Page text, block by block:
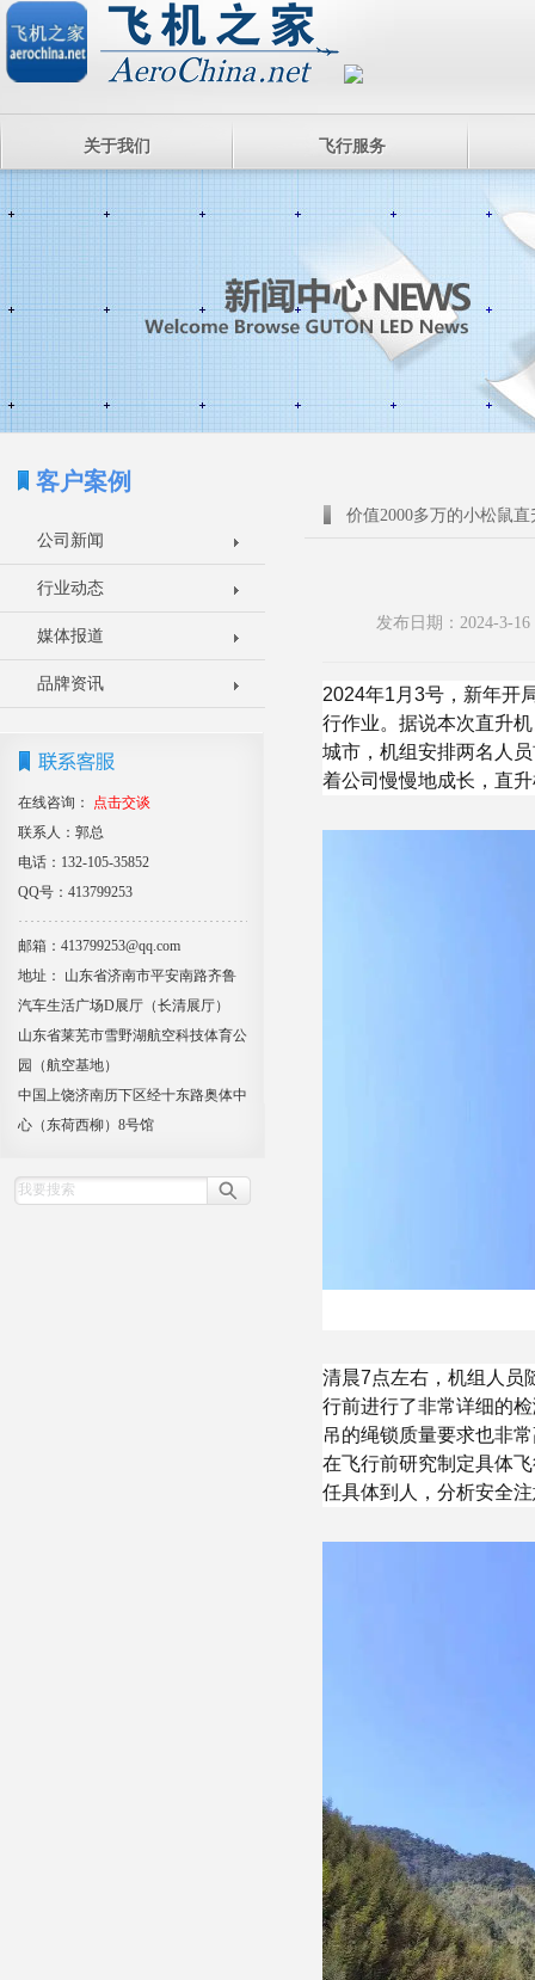
关于我们 飞行服务
客户案例
公司新闻
行业动态
媒体报道
品牌资讯
在线咨询：
点击交谈
联系人：郭总
电话：132-105-35852
QQ号：413799253
邮箱：413799253@qq.com
地址： 山东省济南市平安南路齐鲁
汽车生活广场D展厅（长清展厅）
山东省莱芜市雪野湖航空科技体育公
园（航空基地）
中国上饶济南历下区经十东路奥体中
心（东荷西柳）8号馆
价值2000多万的小松鼠
发布日期：2024-3-
2024年1月3号，新年开
行作业。据说本次直升
城市，机组安排两名人
着公司慢慢地成长，直
清晨7点左右，机组人员
行前进行了非常详细的
吊的绳锁质量要求也非
在飞行前研究制定具体
任具体到人，分析安全